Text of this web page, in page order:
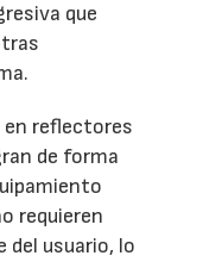
que
en reflectores
de forma
requieren
del usuario, lo